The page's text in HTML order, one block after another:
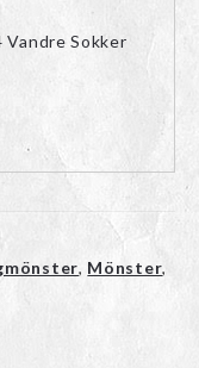
Vandre Sokker
, Mönster,